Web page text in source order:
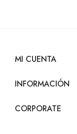
MI CUENTA
INFORMACIÓN
CORPORATE